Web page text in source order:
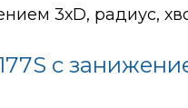
3хD, радиус,
с